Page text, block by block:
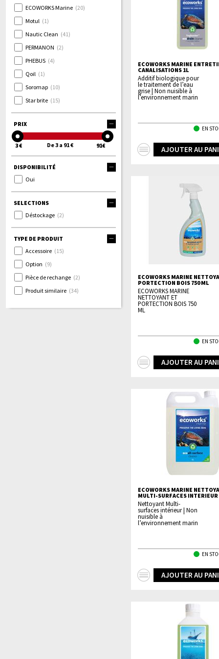
ECOWORKS Marine (20)
Motul (1)
Nautic Clean (41)
PERMANON (2)
PHEBUS (4)
Qoil (1)
Soromap (10)
Star brite (15)
PRIX
3 € 91€
De 3 a 91 €
DISPONIBILITÉ
Oui
SELECTIONS
Déstockage (2)
TYPE DE PRODUIT
Accessoire (15)
Option (9)
Pièce de rechange (2)
Produit similaire (34)
ECOWORKS MARINE
CANALISATIONS 1L
Additif biologique pour
le traitement de l’eau
grise | Non nuisible à
l’environnement marin
EN
AJOUTER AU
ECOWORKS MARINE
PORTECTION BOIS 750 ML
ECOWORKS MARINE
NETTOYANT ET
PORTECTION BOIS 750
ML
EN
AJOUTER AU
ECOWORKS MARINE
MULTI-SURFACES INTERIEUR
Nettoyant Multi-
surfaces intérieur | Non
nuisible à
l’environnement marin
EN
AJOUTER AU